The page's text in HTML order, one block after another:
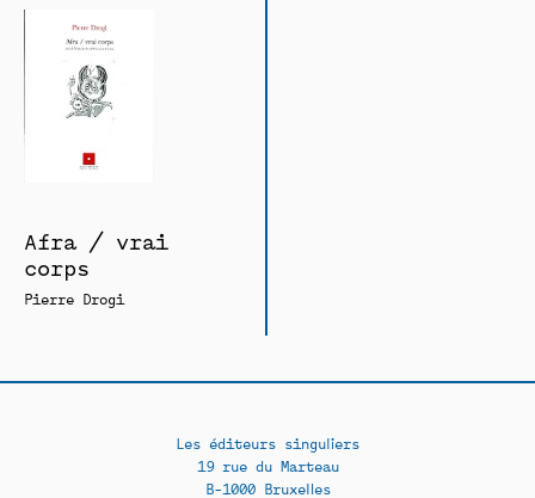
Afra / vrai
corps
Pierre Drogi
Les éditeurs singuliers
19 rue du Marteau
B-1000 Bruxelles